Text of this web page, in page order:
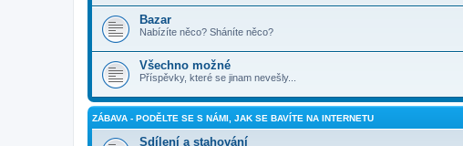
Bazar
Nabízíte něco? Sháníte něco?
Všechno možné
Příspěvky, které se jinam nevešly...
ZÁBAVA - PODĚLTE SE S NÁMI, JAK SE BAVÍTE NA INTERNETU
Sdílení a stahování